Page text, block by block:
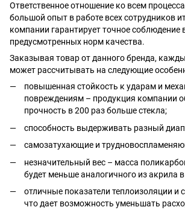
Ответственное отношение ко всем
большой опыт в работе всех сотрудников
компании гарантирует точное соблюдение
предусмотренных норм качества.
Заказывая товар от данного бренда,
может рассчитывать на следующие
повышенная стойкость к ударам и
повреждениям – продукция компании
прочность в 200 раз больше стекла;
способность выдерживать разный
самозатухающие и
незначительный вес – масса
будет меньше аналогичного из акрила
отличные показатели теплоизоляции и
что дает возможность уменьшать